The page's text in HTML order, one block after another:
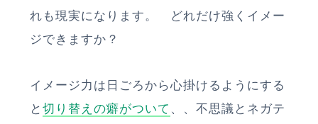
れも現実になります。 どれだけ強くイメー
ジできますか？
イメージ力は日ごろから心掛けるようにする
と切り替えの癖がついて 、、不思議とネガテ